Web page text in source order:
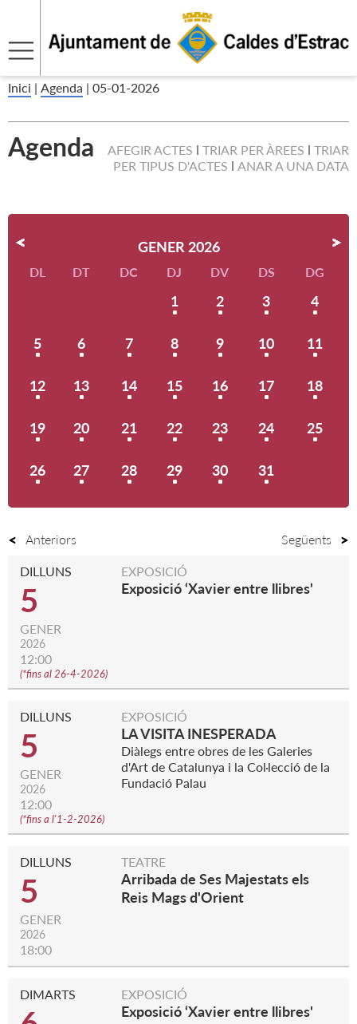
Inici | Agenda | 05-01-2026
Agenda AFEGIR ACTES TRIAR PER ÀREES
TRIAR
PER TIPUS D'ACTES
ANAR A UNA DATA
GENER 2026
DL DT DC DJ DV DS DG
1 2 3 4
5 6 7 8 9 10 11
12 13 14 15 16 17 18
19 20 21 22 23 24 25
26 27 28 29 30 31
Anteriors Següents
DILLUNS
5
GENER
2026
12:00
(*fins al 26-4-2026)
EXPOSICIÓ
Exposició ‘Xavier entre llibres'
DILLUNS
5
GENER
2026
12:00
(*fins a l'1-2-2026)
EXPOSICIÓ
LA VISITA INESPERADA
Diàlegs entre obres de les Galeries
d'Art de Catalunya i la Col·lecció de la
Fundació Palau
DILLUNS
5
GENER
2026
18:00
TEATRE
Arribada de Ses Majestats els
Reis Mags d'Orient
DIMARTS EXPOSICIÓ
Exposició ‘Xavier entre llibres'